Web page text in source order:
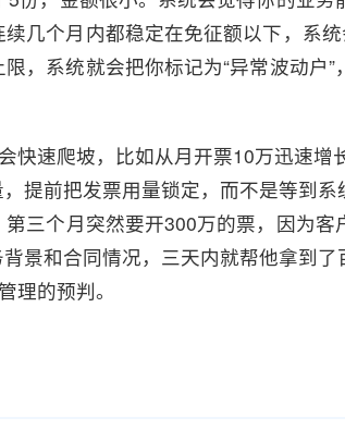
几个月内都稳定在免征额以下，系
，系统就会把你标记为“异常波动户
快速爬坡，比如从月开票10万迅速
提前把发票用量锁定，而不是等到
三个月突然要开300万的票，因为
景和合同情况，三天内就帮他拿到
理的预判。